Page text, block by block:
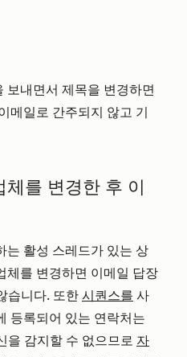
보내면서 제목을 변경하면
메일로 간주되지 않고 기
를 변경한 후 이
는 활성 스레드가 있는 상
체를 변경하면 이메일 답장
습니다. 또한 시퀀스를 사
등록되어 있는 연락처는
을 감지할 수 없으므로 자